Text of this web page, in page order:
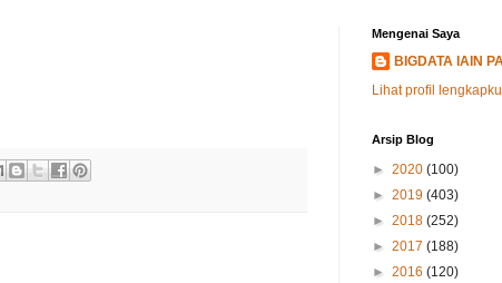
Mengenai Saya
BIGDATA IAIN
Lihat profil lengkapku
Arsip Blog
► 2020 (100)
► 2019 (403)
► 2018 (252)
► 2017 (188)
► 2016 (120)